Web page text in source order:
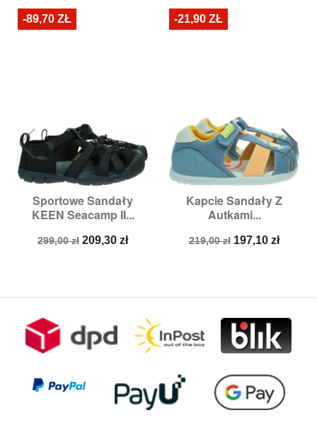
Sportowe Sandały
KEEN Seacamp II...
Cena
299,00 zł Cena
209,30 zł
-89,70 ZŁ
Kapcie Sandały Z
Autkami...
Cena
219,00 zł Cena
197,10 zł
-21,90 ZŁ